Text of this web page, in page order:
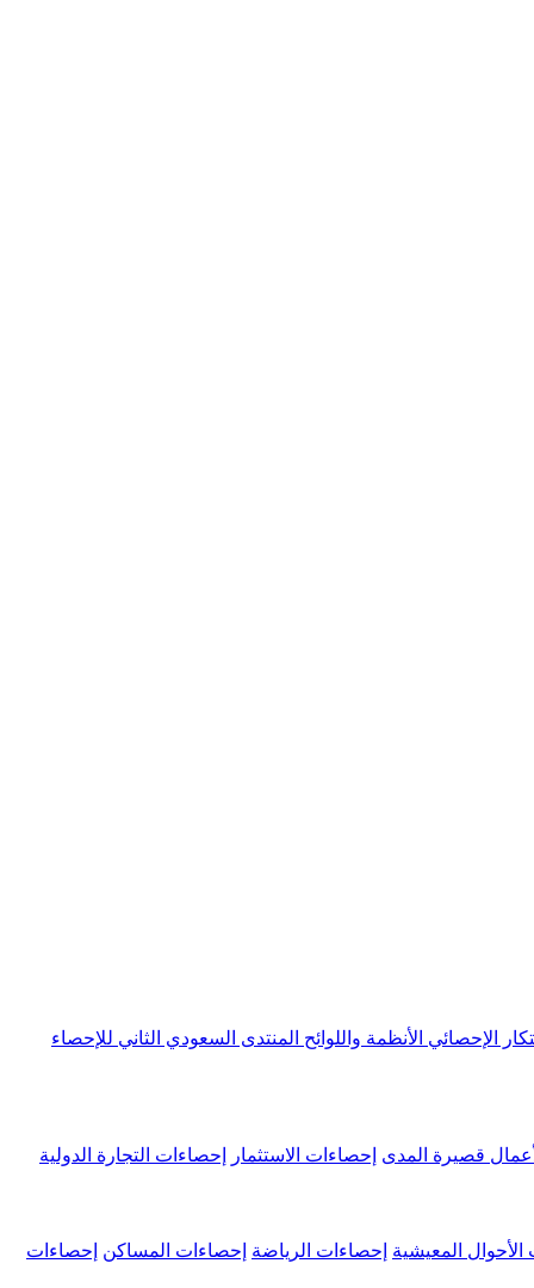
الإحصائي الأنظمة واللوائح المنتدى السعودي الثاني للإحصاء
قصيرة المدى إحصاءات الاستثمار إحصاءات التجارة الدولية
الأحوال المعيشية إحصاءات الرياضة إحصاءات المساكن إحصاءات